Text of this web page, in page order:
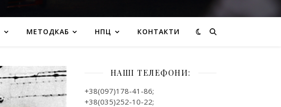
МЕТОДКАБ НПЦ КОНТАКТИ
НАШІ ТЕЛЕФОНИ:
+38(097)178-41-86;
+38(035)252-10-22;